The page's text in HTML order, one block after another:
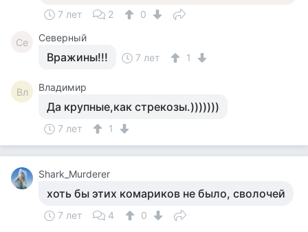
7 лет 2 0
Се Северный
Вражины!!! 7 лет 1
Вл Владимир
Да крупные,как стрекозы.)))))))
7 лет 1
Shark_Murderer
хоть бы этих комариков не было, сволочей
7 лет 4 0